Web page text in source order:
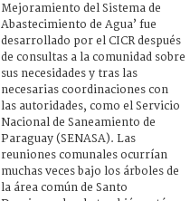
Mejoramiento del Sistema de
Abastecimiento de Agua’ fue
desarrollado por el CICR después
de consultas a la comunidad sobre
sus necesidades y tras las
necesarias coordinaciones con
las autoridades, como el Servicio
Nacional de Saneamiento de
Paraguay (SENASA). Las
reuniones comunales ocurrían
muchas veces bajo los árboles de
la área común de Santo